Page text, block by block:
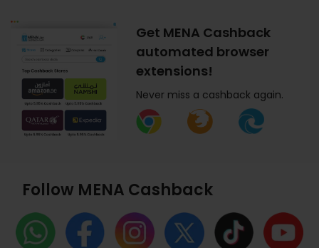
Get MENA Cashback
automated browser
extensions!
Never miss a cashback again.
Follow MENA Cashback